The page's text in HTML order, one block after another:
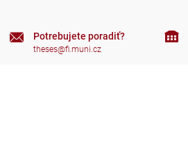
Potrebujete poradiť?
theses@fi.muni.cz